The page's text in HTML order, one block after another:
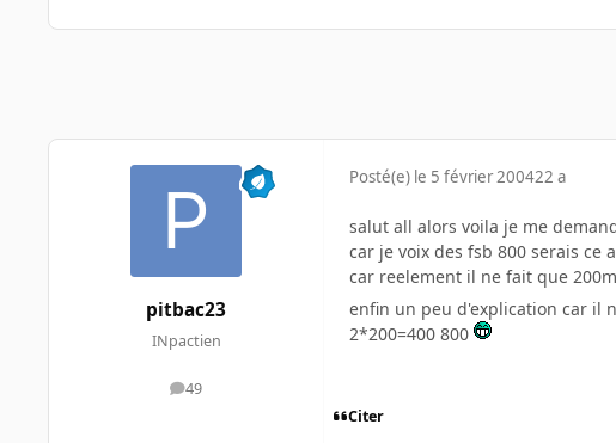
pitbac23
INpactien
49
messages
Posté(e) le 5 février 200422 a
salut all alors voila je me
car je voix des fsb 800 serais ce
car reelement il ne fait que
enfin un peu d'explication car il
2*200=400 800
Citer